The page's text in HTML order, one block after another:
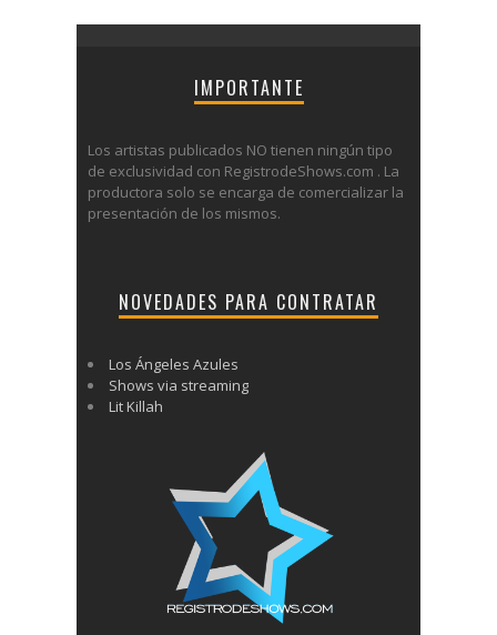
IMPORTANTE
Los artistas publicados NO tienen ningún tipo
de exclusividad con RegistrodeShows.com . La
productora solo se encarga de comercializar la
presentación de los mismos.
NOVEDADES PARA CONTRATAR
Los Ángeles Azules
Shows via streaming
Lit Killah